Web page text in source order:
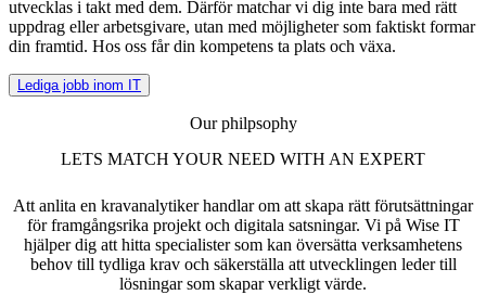
utvecklas i takt med dem. Därför matchar vi dig inte bara med rätt
uppdrag eller arbetsgivare, utan med möjligheter som faktiskt formar
din framtid. Hos oss får din kompetens ta plats och växa.
Lediga jobb inom IT
Our philpsophy
LETS MATCH YOUR NEED WITH AN EXPERT
Att anlita en kravanalytiker handlar om att skapa rätt förutsättningar
för framgångsrika projekt och digitala satsningar. Vi på Wise IT
hjälper dig att hitta specialister som kan översätta verksamhetens
behov till tydliga krav och säkerställa att utvecklingen leder till
lösningar som skapar verkligt värde.